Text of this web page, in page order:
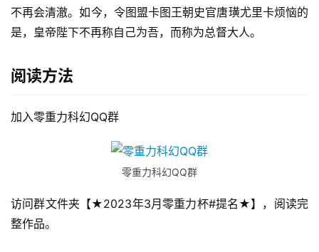
不再会清澈。如今，令图盟卡图王朝史官唐璜尤里卡烦恼的
是，皇帝陛下不再称自己为吾，而称为总督大人。
阅读方法
加入零重力科幻QQ群
零重力科幻QQ群
访问群文件夹【★2023年3月零重力杯#提名★】，阅读完
整作品。